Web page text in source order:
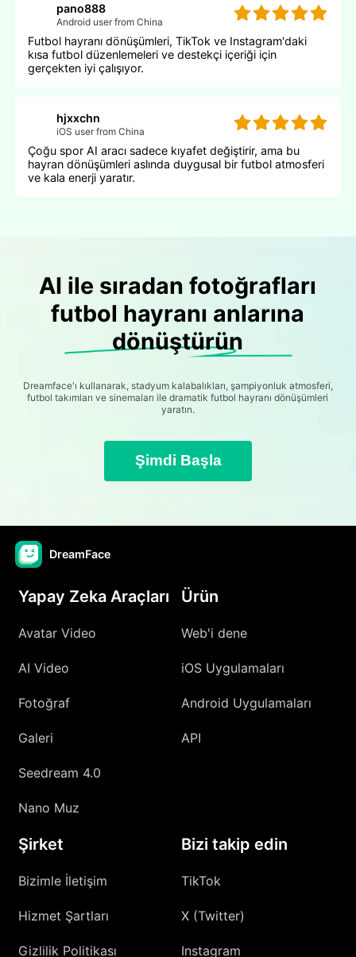
pano888
Android user from China
Futbol hayranı dönüşümleri, TikTok ve Instagram'daki
kısa futbol düzenlemeleri ve destekçi içeriği için
gerçekten iyi çalışıyor.
hjxxchn
iOS user from China
Çoğu spor AI aracı sadece kıyafet değiştirir, ama bu
hayran dönüşümleri aslında duygusal bir futbol atmosferi
ve kala enerji yaratır.
AI ile sıradan fotoğrafları
futbol hayranı anlarına
dönüştürün
Dreamface'ı kullanarak, stadyum kalabalıkları, şampiyonluk atmosferi,
futbol takımları ve sinemaları ile dramatik futbol hayranı dönüşümleri
yaratın.
Şimdi Başla
DreamFace
Yapay Zeka Araçları
Avatar Video
AI Video
Fotoğraf
Galeri
Seedream 4.0
Nano Muz
Ürün
Web'i dene
iOS Uygulamaları
Android Uygulamaları
API
Şirket
Bizimle İletişim
Hizmet Şartları
Gizlilik Politikası
Bizi takip edin
TikTok
X (Twitter)
Instagram